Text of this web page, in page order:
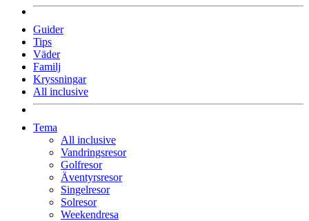
Guider
Tips
Väder
Familj
Kryssningar
All inclusive
Tema
All inclusive
Vandringsresor
Golfresor
Äventyrsresor
Singelresor
Solresor
Weekendresa